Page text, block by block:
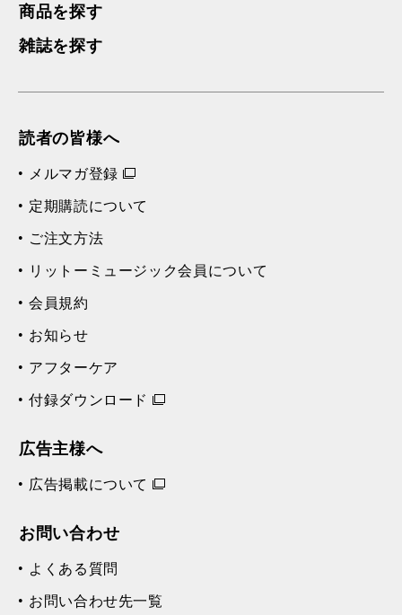
商品を探す
雑誌を探す
読者の皆様へ
メルマガ登録
定期購読について
ご注文方法
リットーミュージック会員について
会員規約
お知らせ
アフターケア
付録ダウンロード
広告主様へ
広告掲載について
お問い合わせ
よくある質問
お問い合わせ先一覧